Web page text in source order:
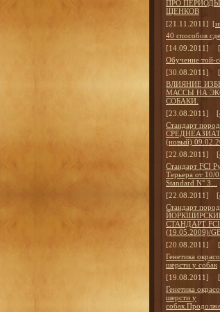
ПРО
ЩЕНКОВ
[21.11.2011] [
40 способов
[14.09.2011]
[
Обучение той-
[30.08.2011]
[
ВЛИЯНИЕ
МАССЫ НА
СОБАКИ.
[23.08.2011]
[
Стандарт
(новый)
[22.08.2011]
[
Стандарт FCI
Терьера от 10/
Standard N° 3...
[22.08.2011]
[
Стандарт
СТАНДАРТ FCI
(19.05.2009)/GB
[20.08.2011]
[
Генетика
шерсти у собак
[19.08.2011]
[
Генетика
шерсти у